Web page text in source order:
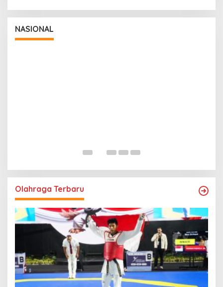
NASIONAL
Sampaikan Imbauan Jaga Kondusivitas
Bangsa
In Nasional
Olahraga Terbaru